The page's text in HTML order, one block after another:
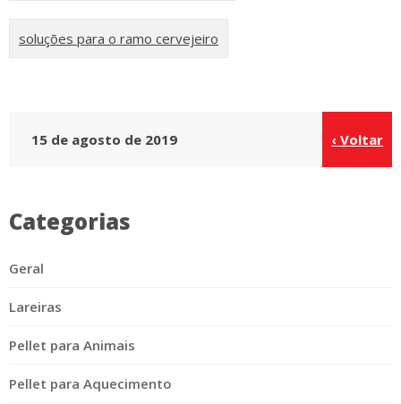
soluções para o ramo cervejeiro
15 de agosto de 2019 ‹ Voltar
Categorias
Geral
Lareiras
Pellet para Animais
Pellet para Aquecimento